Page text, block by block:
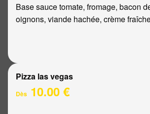
Base sauce tomate, fromage, bacon
oignons, viande hachée, crème
Pizza las vegas
Dès 10.00 €